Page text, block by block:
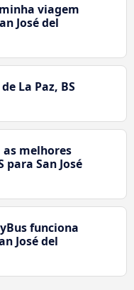
viagem
José del
La Paz, BS
as melhores
para San José
funciona
José del